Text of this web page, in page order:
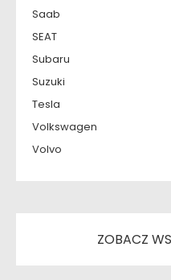
Saab
SEAT
Subaru
Suzuki
Tesla
Volkswagen
Volvo
ZOBACZ